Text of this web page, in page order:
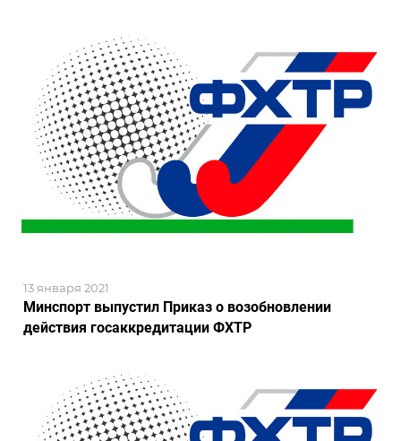
Минспорт выпустил Приказ о возобновлении
действия госаккредитации ФХТР
13 января 2021